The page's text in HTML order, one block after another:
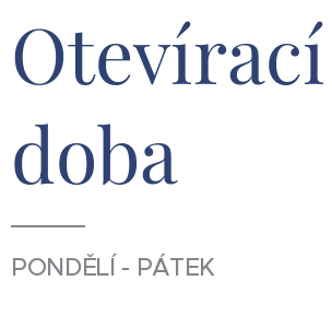
Otevírací
doba
PONDĚLÍ - PÁTEK